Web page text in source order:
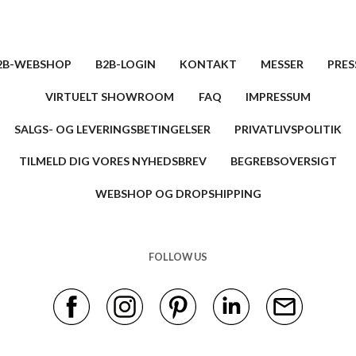
WEBSHOP B2B-LOGIN KONTAKT MESSER
VIRTUELT SHOWROOM FAQ IMPRESSUM
SALGS- OG LEVERINGSBETINGELSER PRIVATLIVSPOLITIK
TILMELD DIG VORES NYHEDSBREV BEGREBSOVERSIGT
WEBSHOP OG DROPSHIPPING
FOLLOW US